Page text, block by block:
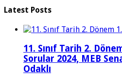
Latest Posts
11. Sınıf Tarih 2.
Sorular 2024, MEB
Odaklı